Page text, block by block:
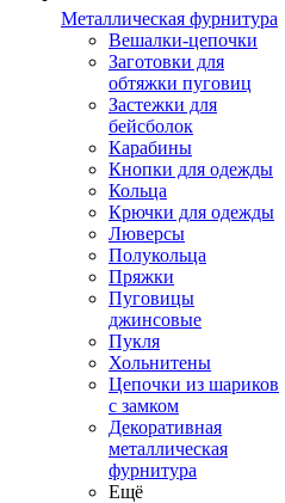
Металлическая фурнитура
Вешалки-цепочки
Заготовки для
обтяжки пуговиц
Застежки для
бейсболок
Карабины
Кнопки для одежды
Кольца
Крючки для одежды
Люверсы
Полукольца
Пряжки
Пуговицы
джинсовые
Пукля
Хольнитены
Цепочки из шариков
с замком
Декоративная
металлическая
фурнитура
Ещё